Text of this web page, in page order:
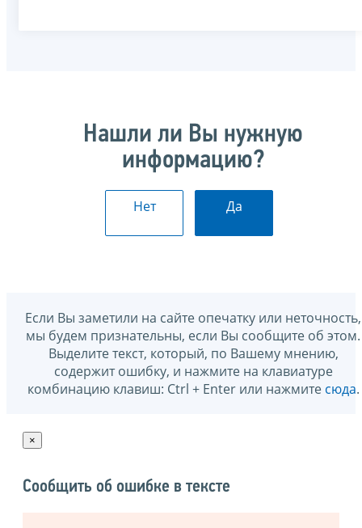
Нашли ли Вы нужную
информацию?
Нет Да
Если Вы заметили на сайте опечатку или неточность,
мы будем признательны, если Вы сообщите об этом.
Выделите текст, который, по Вашему мнению,
содержит ошибку, и нажмите на клавиатуре
комбинацию клавиш: Ctrl + Enter или нажмите сюда.
×
Сообщить об ошибке в тексте